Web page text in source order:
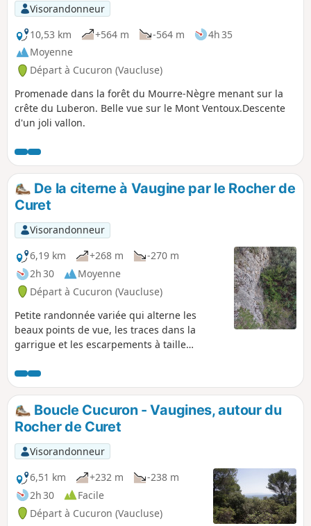
Visorandonneur
10,53 km
+564 m -564 m
4h 35
Moyenne
Départ à Cucuron (Vaucluse)
Promenade dans la forêt du Mourre-Nègre menant sur la
crête du Luberon. Belle vue sur le Mont Ventoux.Descente
d'un joli vallon.
De la citerne à Vaugine par le Rocher de
Curet
Visorandonneur
6,19 km
+268 m
-270 m
2h 30
Moyenne
Départ à Cucuron (Vaucluse)
Petite randonnée variée qui alterne les
beaux points de vue, les traces dans la
garrigue et les escarpements à taille
Boucle Cucuron - Vaugines, autour du
Rocher de Curet
Visorandonneur
6,51 km
+232 m
-238 m
2h 30
Facile
Départ à Cucuron (Vaucluse)